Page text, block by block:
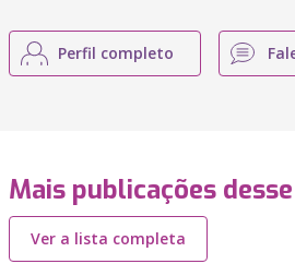
Perfil completo
Mais publicações
Ver a lista completa